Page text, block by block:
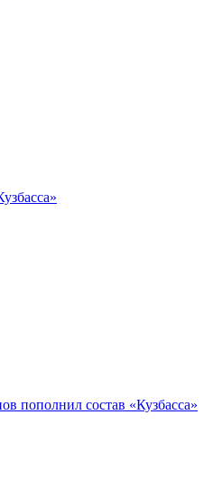
пополнил состав «Кузбасса»